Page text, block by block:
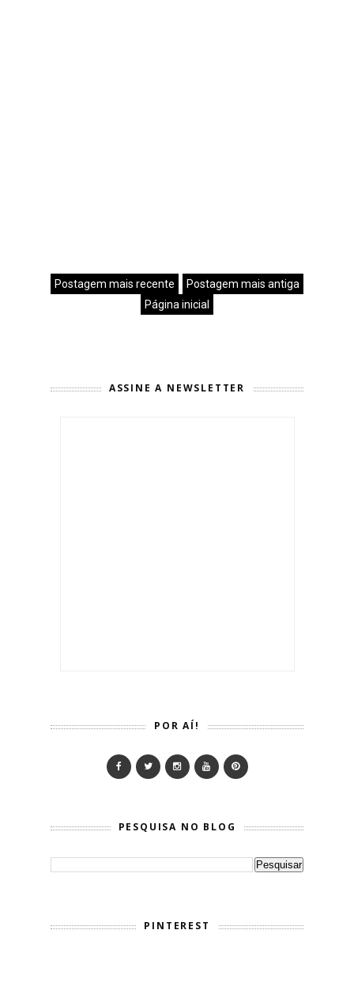
Postagem mais recente
Postagem mais antiga
Página inicial
ASSINE A NEWSLETTER
POR AÍ!
PESQUISA NO BLOG
PINTEREST